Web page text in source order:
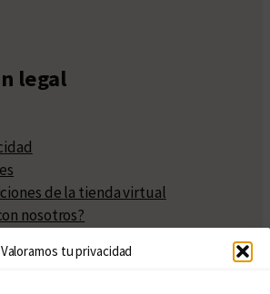
Valoramos tu privacidad
legal
de la tienda virtual
nosotros?